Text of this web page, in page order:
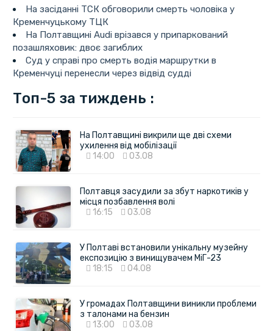
На засіданні ТСК обговорили смерть чоловіка у
Кременчуцькому ТЦК
На Полтавщині Audi врізався у припаркований
позашляховик: двоє загиблих
Суд у справі про смерть водія маршрутки в
Кременчуці перенесли через відвід судді
Топ-5 за тиждень :
На Полтавщині викрили ще дві схеми
ухилення від мобілізації
14:00
03.08
Полтавця засудили за збут наркотиків у
місця позбавлення волі
16:15
03.08
У Полтаві встановили унікальну музейну
експозицію з винищувачем МіГ-23
18:15
04.08
У громадах Полтавщини виникли проблеми
з талонами на бензин
13:00
03.08